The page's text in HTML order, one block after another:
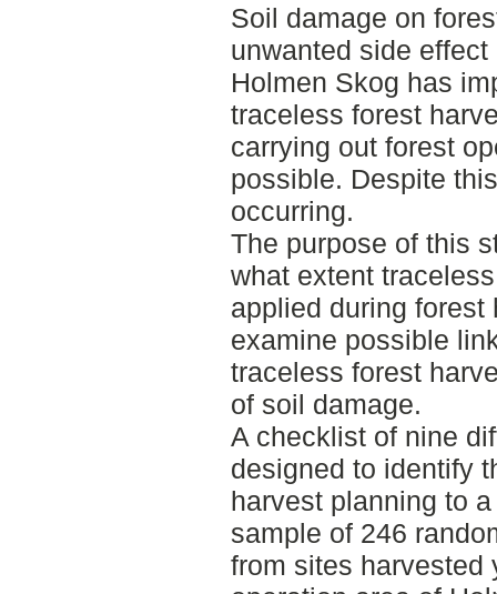
Soil damage on
unwanted side
Holmen Skog has
traceless forest
carrying out forest
possible. Despite
occurring.
The purpose of this
what extent
applied during forest
examine possible
traceless forest
of soil damage.
A checklist of nine
designed to identify
harvest planning to
sample of 246
from sites harvested